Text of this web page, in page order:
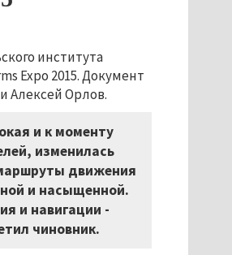
института
Expo 2015. Документ
Алексей Орлов.
и к моменту
изменилась
движения
и насыщенной.
и навигации -
чиновник.